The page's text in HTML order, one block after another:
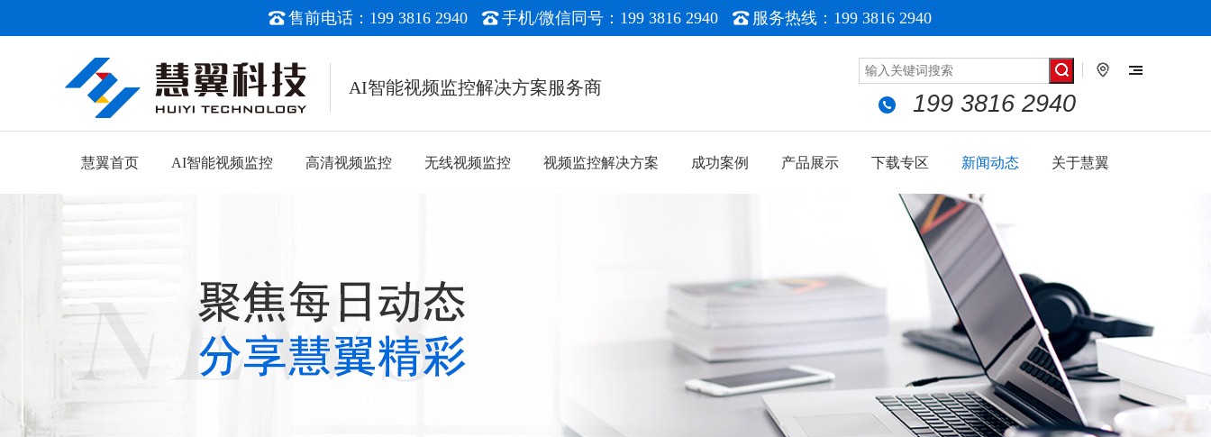
售前电话：199 3816 2940 手机/微信同号：199 3816 2940 服务热线：199 3816 2940
AI智能视频监控解决方案服务商
199 3816 2940
慧翼首页 AI智能视频监控 高清视频监控 无线视频监控 视频监控解决方案 成功案例 产品展示 下载专区 新闻动态 关于慧翼